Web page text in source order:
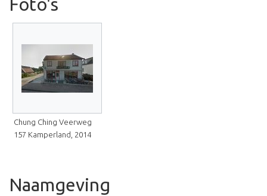
Foto's
Chung Ching Veerweg
157 Kamperland, 2014
Naamgeving